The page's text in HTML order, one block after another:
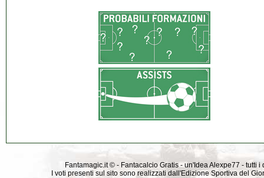
Fantamagic.it © - Fantacalcio Gratis - un'Idea Alexpe77 -
I voti presenti sul sito sono realizzati dall'Edizione Sportiva del